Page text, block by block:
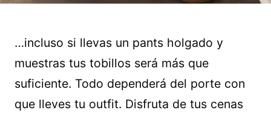
…incluso si llevas un pants holgado y
muestras tus tobillos será más que
suficiente. Todo dependerá del porte con
que lleves tu outfit. Disfruta de tus cenas